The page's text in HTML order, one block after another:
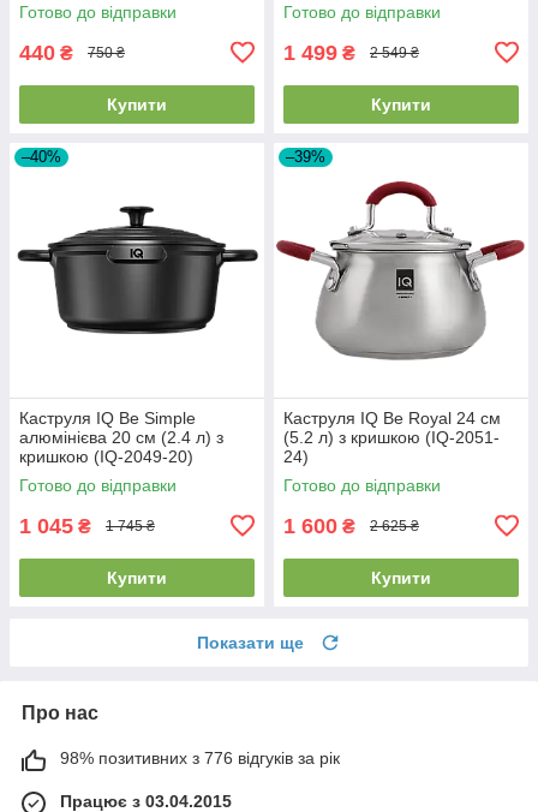
Готово до відправки
440 ₴ 750 ₴
Купити
Готово до відправки
1 499 ₴ 2 549 ₴
Купити
–40%
Каструля IQ Be Simple
алюмінієва 20 см (2.4 л) з
кришкою (IQ-2049-20)
Готово до відправки
1 045 ₴ 1 745 ₴
Купити
–39%
Каструля IQ Be Royal 24 см
(5.2 л) з кришкою (IQ-2051-
24)
Готово до відправки
1 600 ₴ 2 625 ₴
Купити
Показати ще
Про нас
98% позитивних з 776 відгуків за рік
Працює з 03.04.2015